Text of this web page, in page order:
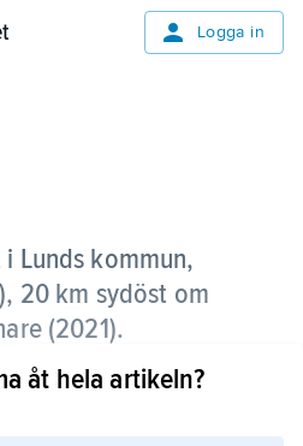
Logga in
Lunds kommun,
20 km sydöst om
(2021).
med en del
åt hela artikeln?